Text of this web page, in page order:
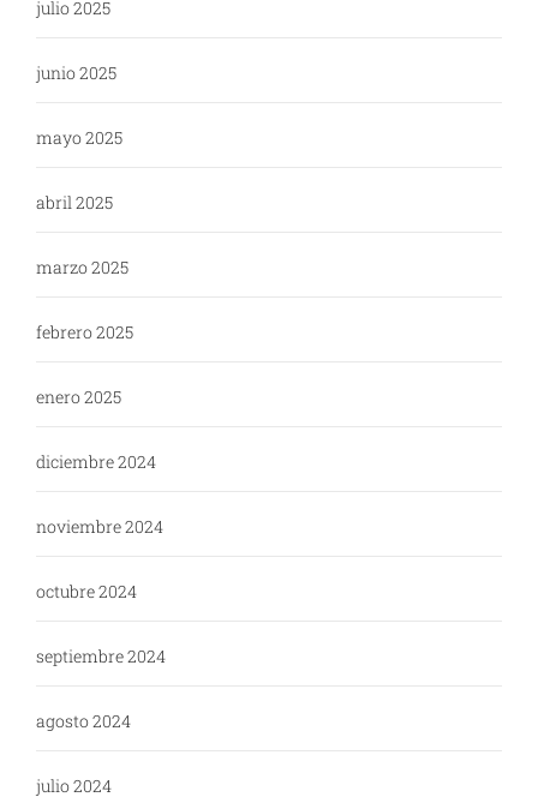
julio 2025
junio 2025
mayo 2025
abril 2025
marzo 2025
febrero 2025
enero 2025
diciembre 2024
noviembre 2024
octubre 2024
septiembre 2024
agosto 2024
julio 2024